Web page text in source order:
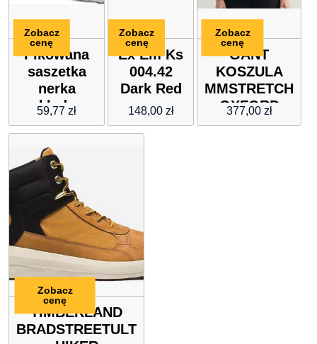
Pikowana
saszetka
nerka
nakładana
na biodra
ramię
(crossbody)
59,77 zł
Zobacz
cenę
Ex Em Ks
004.42
Dark Red
148,00 zł
Zobacz
cenę
GANT
KOSZULA
ΜΜSTRETCH
OXFORD
SOLID
377,00 zł
Zobacz
cenę
TIMBERLAND
BRADSTREETULT
Zobacz
cenę